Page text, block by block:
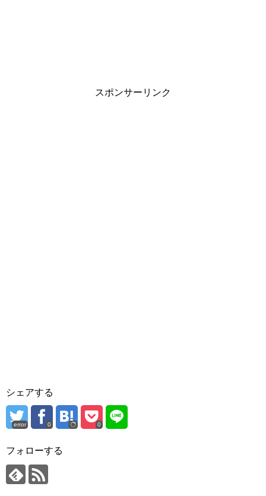
スポンサーリンク
シェアする
error 0 0
フォローする